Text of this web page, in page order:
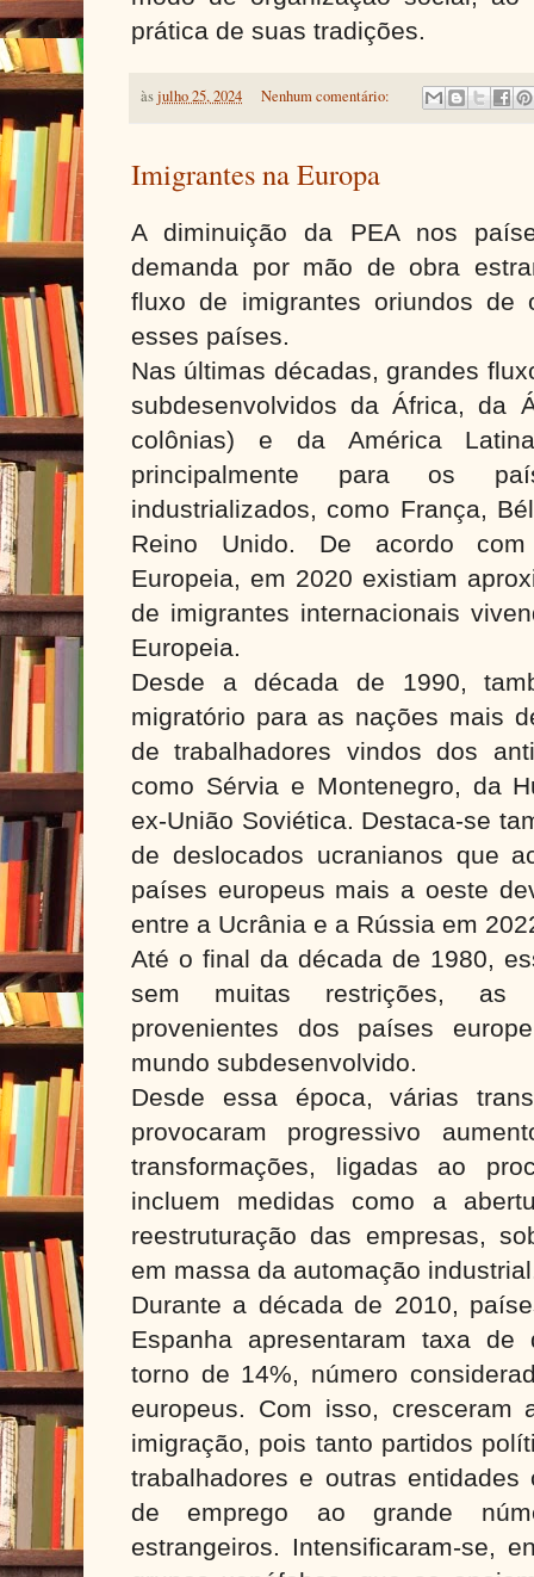
prática de suas tradições.
àsjulho 25, 2024 Nenhum comentário:
Imigrantes na Europa
A diminuição da PEA nos
demanda por mão de obra
fluxo de imigrantes oriundos de
esses países.
Nas últimas décadas, grandes
subdesenvolvidos da África, da
colônias) e da América
principalmente para os
industrializados, como França,
Reino Unido. De acordo
Europeia, em 2020 existiam
de imigrantes internacionais
Europeia.
Desde a década de 1990,
migratório para as nações mais
de trabalhadores vindos dos
como Sérvia e Montenegro, da
ex-União Soviética. Destaca-se
de deslocados ucranianos que
países europeus mais a oeste
entre a Ucrânia e a Rússia em
Até o final da década de 1980,
sem muitas restrições, as
provenientes dos países
mundo subdesenvolvido.
Desde essa época, várias
provocaram progressivo
transformações, ligadas ao
incluem medidas como a
reestruturação das empresas,
em massa da automação
Durante a década de 2010,
Espanha apresentaram taxa de
torno de 14%, número
europeus. Com isso, cresceram
imigração, pois tanto partidos
trabalhadores e outras
de emprego ao grande
estrangeiros. Intensificaram-se,